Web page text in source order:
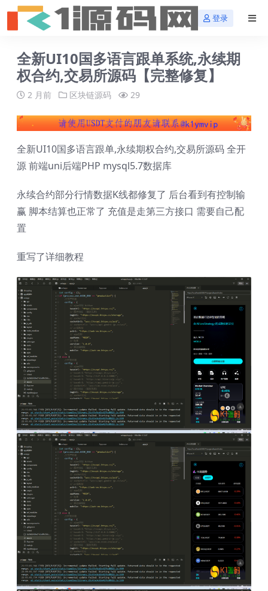
登录
全新UI10国多语言跟单系统,永续期
权合约,交易所源码【完整修复】
2 月前 区块链源码 29
全新UI10国多语言跟单,永续期权合约,交易所源码 全开
源 前端uni后端PHP mysql5.7数据库
永续合约部分行情数据K线都修复了 后台看到有控制输
赢 脚本结算也正常了 充值是走第三方接口 需要自己配
置
重写了详细教程